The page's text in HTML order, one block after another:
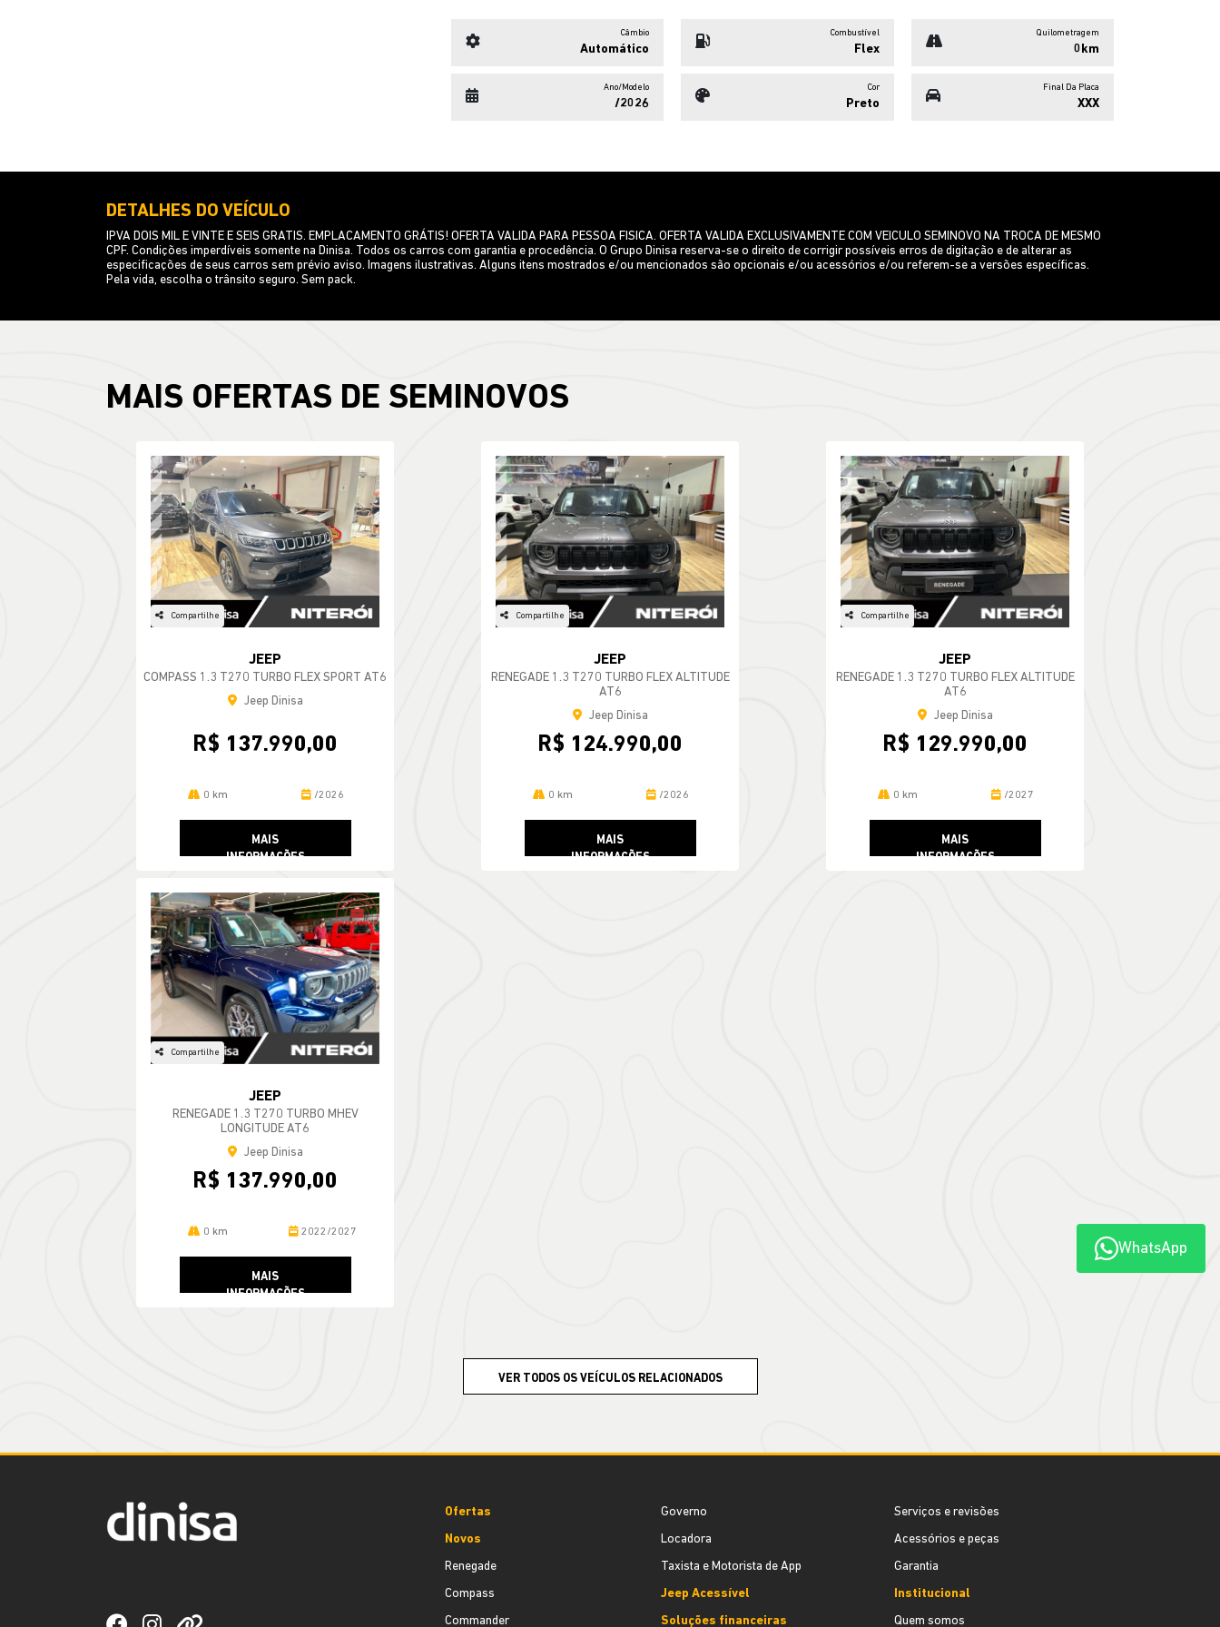
Câmbio
Automático
Combustível
Flex
Quilometragem
0km
Ano/Modelo
/2026
Cor
Preto
Final Da Placa
XXX
DETALHES DO VEÍCULO
IPVA DOIS MIL E VINTE E SEIS GRATIS. EMPLACAMENTO GRÁTIS! OFERTA VALIDA PARA PESSOA FISICA. OFERTA VALIDA EXCLUSIVAMENTE COM VEICULO SEMINOVO NA TROCA DE MESMO
CPF. Condições imperdíveis somente na Dinisa. Todos os carros com garantia e procedência. O Grupo Dinisa reserva-se o direito de corrigir possíveis erros de digitação e de alterar as
especificações de seus carros sem prévio aviso. Imagens ilustrativas. Alguns itens mostrados e/ou mencionados são opcionais e/ou acessórios e/ou referem-se a versões específicas.
Pela vida, escolha o trânsito seguro. Sem pack.
MAIS OFERTAS DE SEMINOVOS
Compartilhe
JEEP
COMPASS 1.3 T270 TURBO FLEX SPORT AT6
Jeep Dinisa
R$ 137.990,00
0 km /2026
MAIS
INFORMAÇÕES
Compartilhe
JEEP
RENEGADE 1.3 T270 TURBO FLEX ALTITUDE
AT6
Jeep Dinisa
R$ 124.990,00
0 km /2026
MAIS
INFORMAÇÕES
Compartilhe
JEEP
RENEGADE 1.3 T270 TURBO FLEX ALTITUDE
AT6
Jeep Dinisa
R$ 129.990,00
0 km /2027
MAIS
INFORMAÇÕES
Compartilhe
JEEP
RENEGADE 1.3 T270 TURBO MHEV
LONGITUDE AT6
Jeep Dinisa
R$ 137.990,00
0 km 2022/2027
MAIS
INFORMAÇÕES
VER TODOS OS VEÍCULOS RELACIONADOS
WhatsApp
Ofertas
Novos
Renegade
Compass
Commander
Governo
Locadora
Taxista e Motorista de App
Jeep Acessível
Soluções financeiras
Serviços e revisões
Acessórios e peças
Garantia
Institucional
Quem somos